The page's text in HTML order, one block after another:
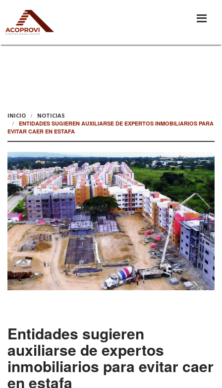
INICIO
NOTICIAS
ENTIDADES SUGIEREN AUXILIARSE DE EXPERTOS INMOBILIARIOS PARA
EVITAR CAER EN ESTAFA
Entidades sugieren
auxiliarse de expertos
inmobiliarios para evitar caer
en estafa